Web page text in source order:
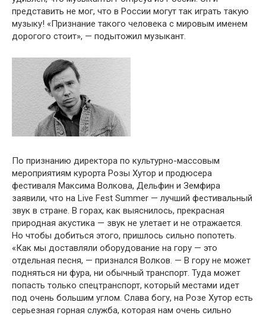
представить не мог, что в России могут так играть такую
музыку! «Признание такого человека с мировым именем
дорогого стоит», — подытожил музыкант.
По признанию директора по культурно-массовым
мероприятиям курорта Розы Хутор и продюсера
фестиваля Максима Волкова, Дельфин и Земфира
заявили, что на Live Fest Summer — лучший фестивальный
звук в стране. В горах, как выяснилось, прекрасная
природная акустика — звук не улетает и не отражается.
Но чтобы добиться этого, пришлось сильно попотеть.
«Как мы доставляли оборудование на гору — это
отдельная песня, — признался Волков. — В гору не может
подняться ни фура, ни обычный транспорт. Туда может
попасть только спецтранспорт, который местами идет
под очень большим углом. Слава богу, на Розе Хутор есть
серьезная горная служба, которая нам очень сильно